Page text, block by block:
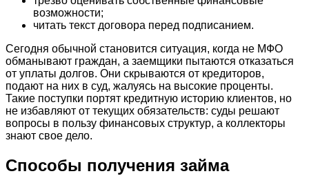
возможности;
читать текст договора перед подписанием.
Сегодня обычной становится ситуация, когда не МФО
обманывают граждан, а заемщики пытаются отказаться
от уплаты долгов. Они скрываются от кредиторов,
подают на них в суд, жалуясь на высокие проценты.
Такие поступки портят кредитную историю клиентов, но
не избавляют от текущих обязательств: суды решают
вопросы в пользу финансовых структур, а коллекторы
знают свое дело.
Способы получения займа